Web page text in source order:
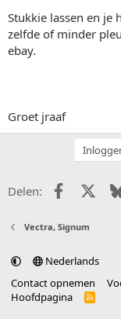
Stukkie lassen en je
zelfde of minder
ebay.
Groet jraaf
Delen: Facebook
X
Vectra, Signum
Nederlands
Contact opnemen
Hoofdpagina
R